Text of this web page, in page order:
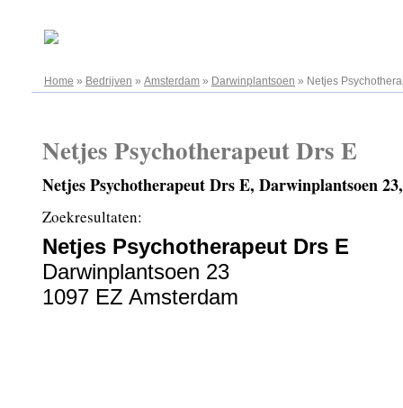
Home » Bedrijven » Amsterdam » Darwinplantsoen » Netjes
Netjes Psychotherapeut Drs E
Netjes Psychotherapeut Drs E, Darwinplantsoen
Zoekresultaten:
Netjes Psychotherapeut Drs E
Darwinplantsoen 23
1097 EZ Amsterdam